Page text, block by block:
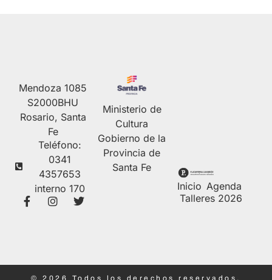
Inicio Agenda
Talleres 2026
Mendoza 1085
S2000BHU
Rosario, Santa
Fe
Teléfono:
0341
4357653
interno 170
Ministerio de
Cultura
Gobierno de la
Provincia de
Santa Fe